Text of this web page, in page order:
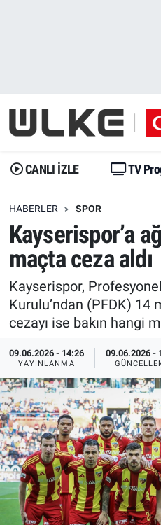
CANLI İZLE TV
HABERLER SPOR
Kayserispor’a
maçta ceza aldı
Kayserispor,
Kurulu’ndan (PFDK) 14
cezayı ise bakın hangi
09.06.2026 - 14:26
YAYINLANMA
09.06.2026 -
Gündem
Dünya
Erişim Bilgileri
Ekonomi
Trend
Yazarlar
Gündem
Trend
Erişim Bilgileri
Spor
Ekonomi
Medya
Özel Haberler
Kadın
Erişim Bilgileri
Sağlık
İstanbul Namaz
Trafik Durumu
Erişim Bilgileri
Tüm Manşetler
Son Dakika Haberleri